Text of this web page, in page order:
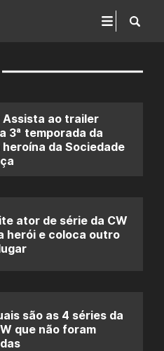
ao trailer
3ª temporada da
heroína da Sociedade
ator de série da CW
herói e coloca outro
são as 4 séries da
que não foram